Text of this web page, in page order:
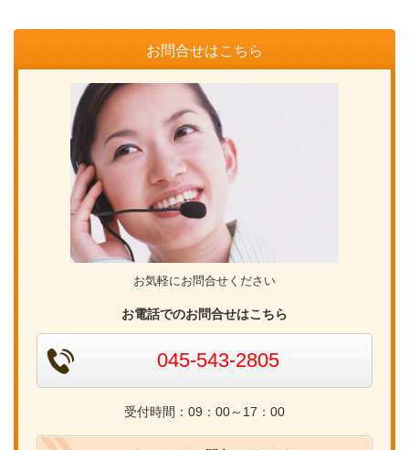
お問合せはこちら
お気軽にお問合せください
お電話でのお問合せはこちら
045-543-2805
受付時間：09：00～17：00